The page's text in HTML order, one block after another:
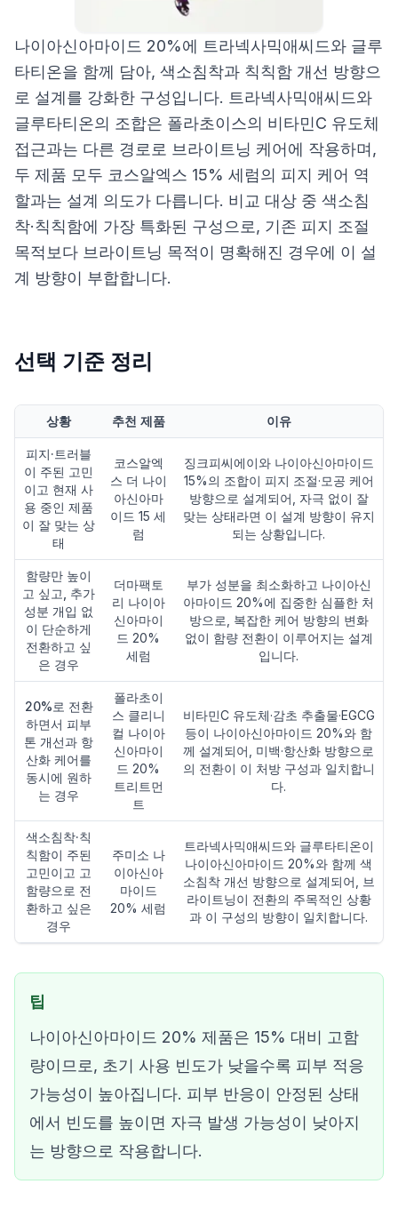
나이아신아마이드 20%에 트라넥사믹애씨드와 글루
타티온을 함께 담아, 색소침착과 칙칙함 개선 방향으
로 설계를 강화한 구성입니다. 트라넥사믹애씨드와
글루타티온의 조합은 폴라초이스의 비타민C 유도체
접근과는 다른 경로로 브라이트닝 케어에 작용하며,
두 제품 모두 코스알엑스 15% 세럼의 피지 케어 역
할과는 설계 의도가 다릅니다. 비교 대상 중 색소침
착·칙칙함에 가장 특화된 구성으로, 기존 피지 조절
목적보다 브라이트닝 목적이 명확해진 경우에 이 설
계 방향이 부합합니다.
선택 기준 정리
상황 추천 제품 이유
피지·트러블
이 주된 고민
이고 현재 사
용 중인 제품
이 잘 맞는 상
태
코스알엑
스 더 나이
아신아마
이드 15 세
럼
징크피씨에이와 나이아신아마이드
15%의 조합이 피지 조절·모공 케어
방향으로 설계되어, 자극 없이 잘
맞는 상태라면 이 설계 방향이 유지
되는 상황입니다.
함량만 높이
고 싶고, 추가
성분 개입 없
이 단순하게
전환하고 싶
은 경우
더마팩토
리 나이아
신아마이
드 20%
세럼
부가 성분을 최소화하고 나이아신
아마이드 20%에 집중한 심플한 처
방으로, 복잡한 케어 방향의 변화
없이 함량 전환이 이루어지는 설계
입니다.
20%로 전환
하면서 피부
톤 개선과 항
산화 케어를
동시에 원하
는 경우
폴라초이
스 클리니
컬 나이아
신아마이
드 20%
트리트먼
트
비타민C 유도체·감초 추출물·EGCG
등이 나이아신아마이드 20%와 함
께 설계되어, 미백·항산화 방향으로
의 전환이 이 처방 구성과 일치합니
다.
색소침착·칙
칙함이 주된
고민이고 고
함량으로 전
환하고 싶은
경우
주미소 나
이아신아
마이드
20% 세럼
트라넥사믹애씨드와 글루타티온이
나이아신아마이드 20%와 함께 색
소침착 개선 방향으로 설계되어, 브
라이트닝이 전환의 주목적인 상황
과 이 구성의 방향이 일치합니다.
팁
나이아신아마이드 20% 제품은 15% 대비 고함
량이므로, 초기 사용 빈도가 낮을수록 피부 적응
가능성이 높아집니다. 피부 반응이 안정된 상태
에서 빈도를 높이면 자극 발생 가능성이 낮아지
는 방향으로 작용합니다.